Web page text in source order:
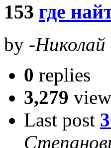
153 где
by -
0 replies
3,279
Last post